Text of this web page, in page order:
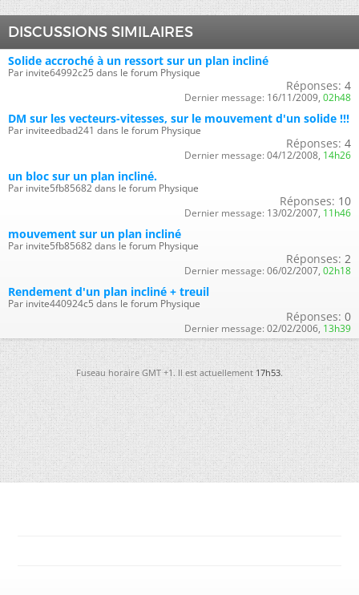
DISCUSSIONS SIMILAIRES
Solide accroché à un ressort sur un plan incliné
Par invite64992c25 dans le forum Physique
Réponses: 4
Dernier message: 16/11/2009, 02h48
DM sur les vecteurs-vitesses, sur le mouvement d'un solide !!!
Par inviteedbad241 dans le forum Physique
Réponses: 4
Dernier message: 04/12/2008, 14h26
un bloc sur un plan incliné.
Par invite5fb85682 dans le forum Physique
Réponses: 10
Dernier message: 13/02/2007, 11h46
mouvement sur un plan incliné
Par invite5fb85682 dans le forum Physique
Réponses: 2
Dernier message: 06/02/2007, 02h18
Rendement d'un plan incliné + treuil
Par invite440924c5 dans le forum Physique
Réponses: 0
Dernier message: 02/02/2006, 13h39
Fuseau horaire GMT +1. Il est actuellement17h53.